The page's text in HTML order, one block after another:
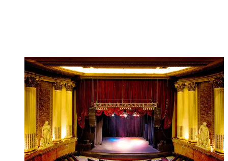
TEATRO METROPOLITAN
Ciudad de México
Visitar sitio